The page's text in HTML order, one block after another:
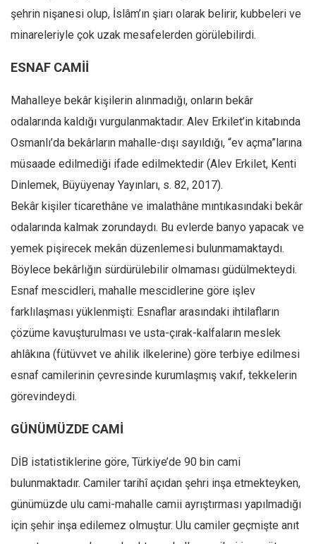
Dosyalar
şehrin nişanesi olup, İslâm’ın şiarı olarak belirir, kubbeleri ve
minareleriyle çok uzak mesafelerden görülebilirdi.
ESNAF CAMİİ
Mahalleye bekâr kişilerin alınmadığı, onların bekâr
odalarında kaldığı vurgulanmaktadır. Alev Erkilet’in kitabında
Osmanlı’da bekârların mahalle-dışı sayıldığı, “ev açma”larına
müsaade edilmediği ifade edilmektedir (Alev Erkilet, Kenti
Dinlemek, Büyüyenay Yayınları, s. 82, 2017).
Bekâr kişiler ticarethâne ve imalathâne mıntıkasındaki bekâr
odalarında kalmak zorundaydı. Bu evlerde banyo yapacak ve
yemek pişirecek mekân düzenlemesi bulunmamaktaydı.
Böylece bekârlığın sürdürülebilir olmaması güdülmekteydi.
Esnaf mescidleri, mahalle mescidlerine göre işlev
farklılaşması yüklenmişti: Esnaflar arasındaki ihtilafların
çözüme kavuşturulması ve usta-çırak-kalfaların meslek
ahlâkına (fütüvvet ve ahilik ilkelerine) göre terbiye edilmesi
esnaf camilerinin çevresinde kurumlaşmış vakıf, tekkelerin
görevindeydi.
GÜNÜMÜZDE CAMİ
DİB istatistiklerine göre, Türkiye’de 90 bin cami
bulunmaktadır. Camiler tarihî açıdan şehri inşa etmekteyken,
günümüzde ulu cami-mahalle camii ayrıştırması yapılmadığı
için şehir inşa edilemez olmuştur. Ulu camiler geçmişte anıt